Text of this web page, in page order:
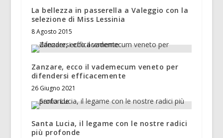
La bellezza in passerella a Valeggio con la
selezione di Miss Lessinia
8 Agosto 2015
Zanzare, ecco il vademecum veneto per
difendersi efficacemente
26 Giugno 2021
Santa Lucia, il legame con le nostre radici
più profonde